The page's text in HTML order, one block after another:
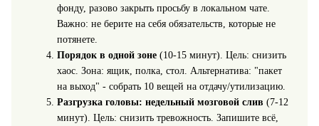
фонду, разово закрыть просьбу в локальном чате.
Важно: не берите на себя обязательств, которые не
потянете.
Порядок в одной зоне(10-15 минут). Цель: снизить
хаос. Зона: ящик, полка, стол. Альтернатива: "пакет
на выход" - собрать 10 вещей на отдачу/утилизацию.
Разгрузка головы: недельный мозговой слив (7-12
минут). Цель: снизить тревожность. Запишите всё,